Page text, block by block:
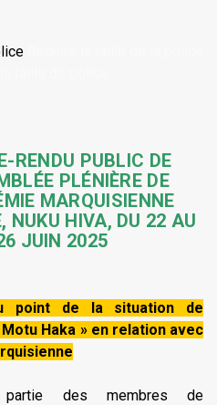
RENDU PUBLIC DE
PLÉNIÈRE DE
MARQUISIENNE
NUKU HIVA, DU 22 AU
JUIN 2025
point de la situation de
Motu Haka » en relation avec
partie des membres de